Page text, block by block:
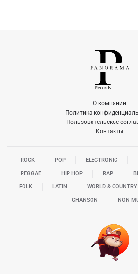
О компании
Политика
Пользовательское
Контакты
ROCK POP ELECTRONIC
REGGAE HIP HOP RAP
FOLK LATIN WORLD & COUNTRY
CHANSON NON